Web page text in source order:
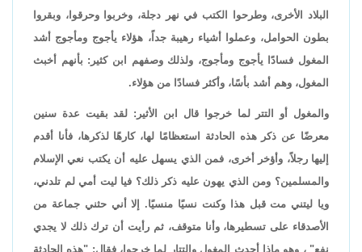
البلاد الأخرى، وطرحوا الكتب في نهر دجلة، وخربوا وحرقوا، وبقروا
بطون الحوامل، وعملوا أشياء رهيبة جداً، هؤلاء يأجوج ومأجوج أشد
المغول فسادًا يأجوج ومأجوج، ولذلك وصفهم ابن كثير: بأنهم أخبث
المغول، وهم أشد بأسًا، وأكثر فسادًا من هؤلاء.
والمغول أو التتر لما خرجوا قال ابن الأثير: لقد بقيت عدة سنين
معرضًا عن ذكر هذه الحادثة استعظامًا لها، كارهًا لذكرها، فأنا أقدم
إليها رجلاً، وأؤخر أخرى، فمن الذي يسهل عليه أن يكتب نعي الإسلام
والمسلمين؟ ومن الذي يهون عليه ذكر ذلك؟ فيا ليت أمي لم تلدني،
ويا ليتني مت قبل هذا وكنت نسيًا منسيًا. إلا أني حثني جماعة من
الأصدقاء على تسطيرها، وأنا متوقف، ثم رأيت أن ترك ذلك لا يجدي
نفع" ، وهو ماذا أحدث المغول والتتار لما خرجوا، فقال: "هذه الحادثة